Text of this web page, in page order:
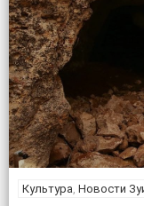
Культура Новости